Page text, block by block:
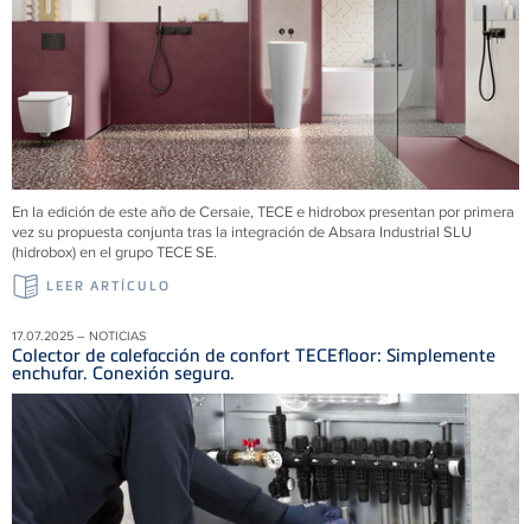
En la edición de este año de Cersaie, TECE e hidrobox presentan por primera
vez su propuesta conjunta tras la integración de Absara Industrial SLU
(hidrobox) en el grupo TECE SE.
LEER ARTÍCULO
17.07.2025 – NOTICIAS
Colector de calefacción de confort TECEfloor: Simplemente
enchufar. Conexión segura.